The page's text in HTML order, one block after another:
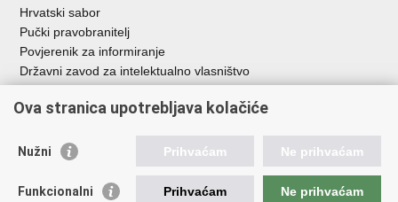
Hrvatski sabor
Pučki pravobranitelj
Povjerenik za informiranje
Državni zavod za intelektualno vlasništvo
HAKOM
Ostale poveznice
Hrvatski audiovizualni centar
Ova stranica upotrebljava kolačiće
Nužni Prihvaćam Ne prihvaćam
Funkcionalni Prihvaćam Ne prihvaćam